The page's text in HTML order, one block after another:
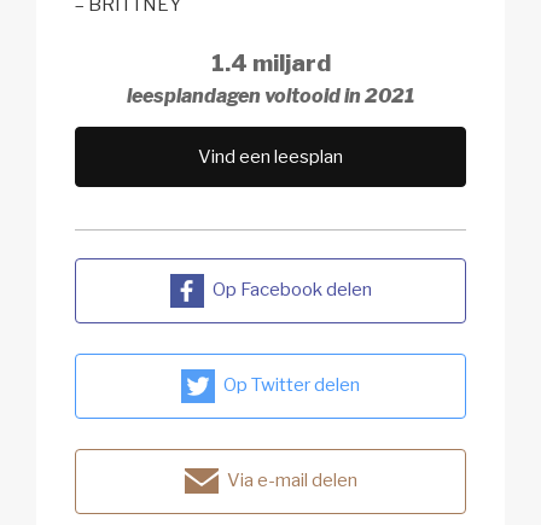
– BRITTNEY
1.4 miljard
leesplandagen voltooid in 2021
Vind een leesplan
Op Facebook delen
Op Twitter delen
Via e-mail delen